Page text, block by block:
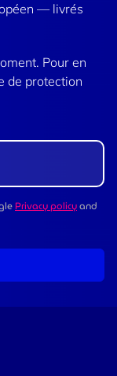
— livrés
Pour en
de protection
Privacy policyand